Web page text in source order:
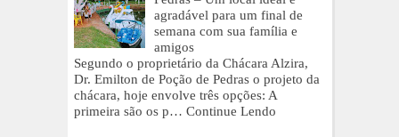
agradável para um final de
semana com sua família e
amigos
Segundo o proprietário da Chácara Alzira,
Dr. Emilton de Poção de Pedras o projeto da
chácara, hoje envolve três opções: A
primeira são os p… Continue Lendo